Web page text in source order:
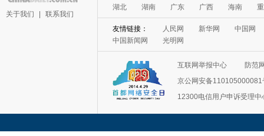
关于我们 联系我们
湖北
湖南 广东 广西 海南
友情链接： 人民网 新华网
中国网
中国新闻网
光明网
互联网举报中心
防范
京公网安备110105000081
12300电信用户申诉受理中